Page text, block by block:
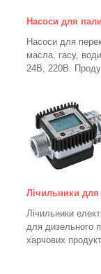
Насоси для
Насоси для
масла, гасу,
24В, 220В.
Лічильники
Лічильники
для дизельного
харчових